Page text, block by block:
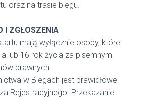
oraz na trasie biegu.
I ZGŁOSZENIA
mają wyłącznie osoby, które
lub 16 rok życia za pisemnym
prawnych.
w Biegach jest prawidłowe
Rejestracyjnego. Przekazanie